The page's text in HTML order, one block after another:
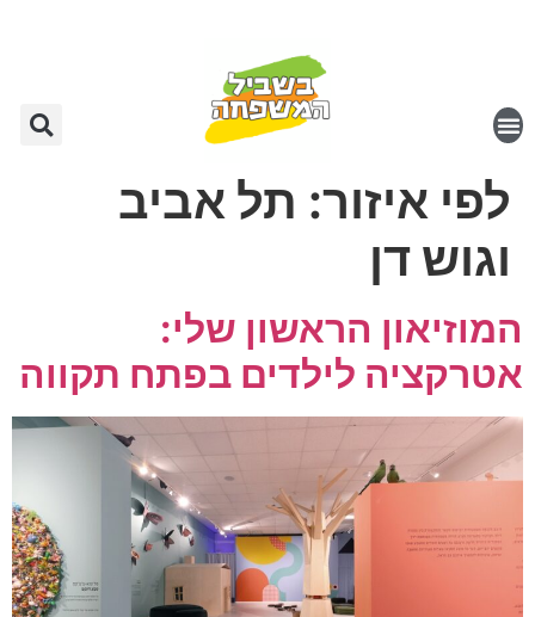
לפי איזור: תל אביב
וגוש דן
המוזיאון הראשון שלי:
אטרקציה לילדים בפתח תקווה